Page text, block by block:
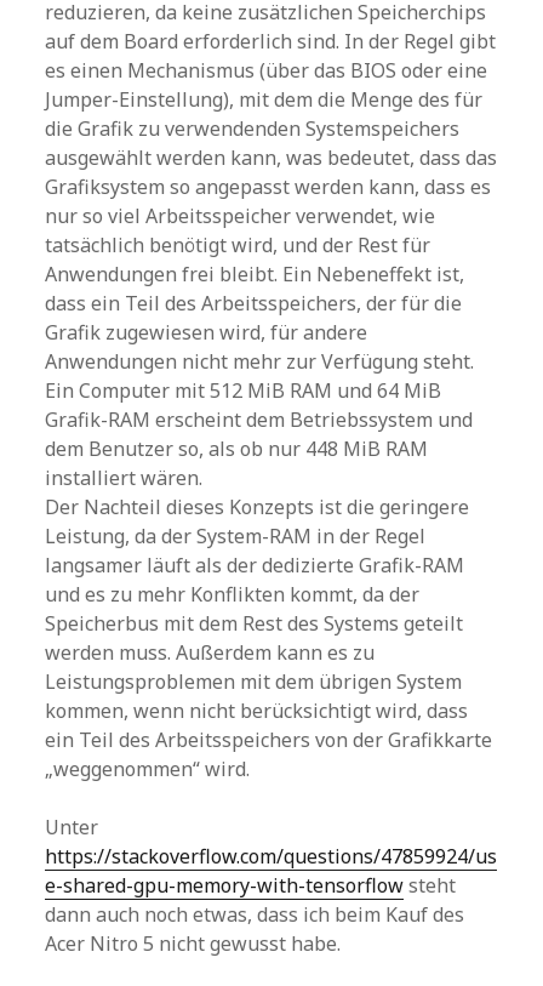
reduzieren, da keine zusätzlichen Speicherchips
auf dem Board erforderlich sind. In der Regel gibt
es einen Mechanismus (über das BIOS oder eine
Jumper-Einstellung), mit dem die Menge des für
die Grafik zu verwendenden Systemspeichers
ausgewählt werden kann, was bedeutet, dass das
Grafiksystem so angepasst werden kann, dass es
nur so viel Arbeitsspeicher verwendet, wie
tatsächlich benötigt wird, und der Rest für
Anwendungen frei bleibt. Ein Nebeneffekt ist,
dass ein Teil des Arbeitsspeichers, der für die
Grafik zugewiesen wird, für andere
Anwendungen nicht mehr zur Verfügung steht.
Ein Computer mit 512 MiB RAM und 64 MiB
Grafik-RAM erscheint dem Betriebssystem und
dem Benutzer so, als ob nur 448 MiB RAM
installiert wären.
Der Nachteil dieses Konzepts ist die geringere
Leistung, da der System-RAM in der Regel
langsamer läuft als der dedizierte Grafik-RAM
und es zu mehr Konflikten kommt, da der
Speicherbus mit dem Rest des Systems geteilt
werden muss. Außerdem kann es zu
Leistungsproblemen mit dem übrigen System
kommen, wenn nicht berücksichtigt wird, dass
ein Teil des Arbeitsspeichers von der Grafikkarte
„weggenommen“ wird.
Unter
https://stackoverflow.com/questions/47859924/us
e-shared-gpu-memory-with-tensorflowsteht
dann auch noch etwas, dass ich beim Kauf des
Acer Nitro 5 nicht gewusst habe.